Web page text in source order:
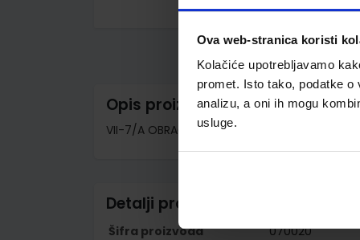
Ova web-stranica koristi
Kolačiće upotrebljavamo
promet. Isto tako, podatke
analizu, a oni ih mogu
usluge.
gallery
Opis proizvoda
VII-7/A OBRAČUNSKI LISTIĆ UZ PARAGON
Detalji proizvoda
Šifra proizvoda
070020